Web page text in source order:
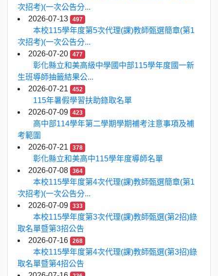
次招考)(一次公告分...
2026-07-13
497
本校115學年度第5次代理(課)教師甄選簡章(第1
次招考)(一次公告分...
2026-07-20
477
彰化縣立和美高級中學國中部115學年度國一新
生班導師抽籤結果公...
2026-07-21
452
115年暑假學習扶助錄取名單
2026-07-09
423
高中部114學年第二學期學期補考注意事項及補
考範圍
2026-07-21
378
彰化縣立和美高中115學年度導師名單
2026-07-08
364
本校115學年度第4次代理(課)教師甄選簡章(第1
次招考)(一次公告分...
2026-07-09
333
本校115學年度第3次代理(課)教師甄選(第2招)錄
取名單暨第3招公告
2026-07-16
268
本校115學年度第4次代理(課)教師甄選(第3招)錄
取名單暨第4招公告